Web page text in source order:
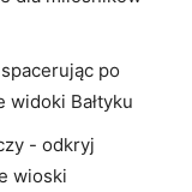
po
widoki⁣ Bałtyku
-⁤ odkryj
wioski